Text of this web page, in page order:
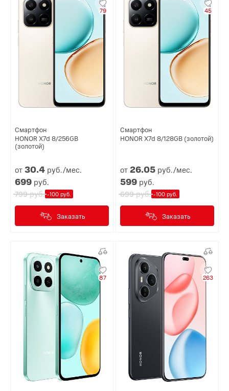
79
Смартфон
HONOR X7d 8/256GB
(золотой)
от30.4 руб./мес.
699 руб.
799руб. -100 руб.
Заказать
45
Смартфон
HONOR X7d 8/128GB (золотой)
от26.05 руб./мес.
599 руб.
699руб. -100 руб.
Заказать
87 263